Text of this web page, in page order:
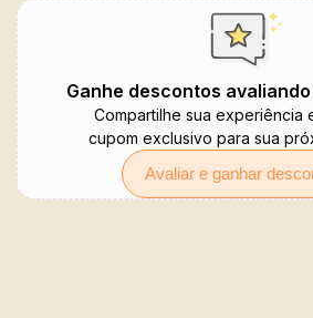
Ganhe descontos
Compartilhe sua experiência
cupom exclusivo para sua
Avaliar e ganhar